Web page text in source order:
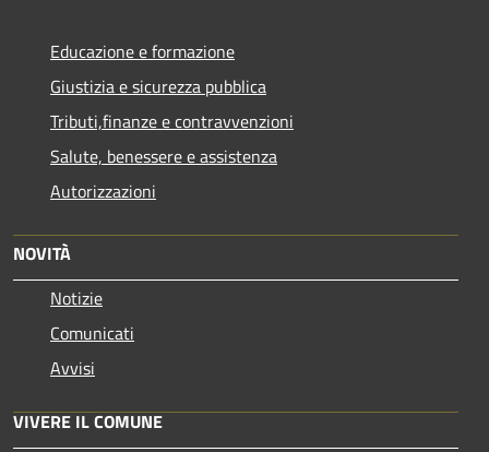
Educazione e formazione
Giustizia e sicurezza pubblica
Tributi,finanze e contravvenzioni
Salute, benessere e assistenza
Autorizzazioni
NOVITÀ
Notizie
Comunicati
Avvisi
VIVERE IL COMUNE